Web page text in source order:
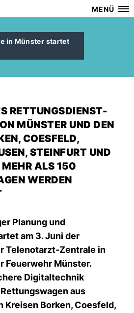
MENÜ
in Münster startet
RETTUNGSDIENST-
MÜNSTER UND DEN
COESFELD,
STEINFURT UND
MEHR ALS 150
WERDEN
Planung und
am 3. Juni der
Telenotarzt-Zentrale in
Feuerwehr Münster.
Digitaltechnik
aus
Kreisen Borken, Coesfeld,